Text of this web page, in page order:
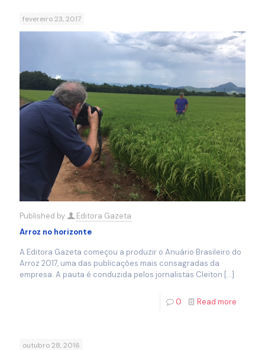
fevereiro 23, 2017
Published by
Editora Gazeta
Arroz no horizonte
A Editora Gazeta começou a produzir o Anuário Brasileiro do
Arroz 2017, uma das publicações mais consagradas da
empresa. A pauta é conduzida pelos jornalistas Cleiton […]
0 Read more
outubro 28, 2016